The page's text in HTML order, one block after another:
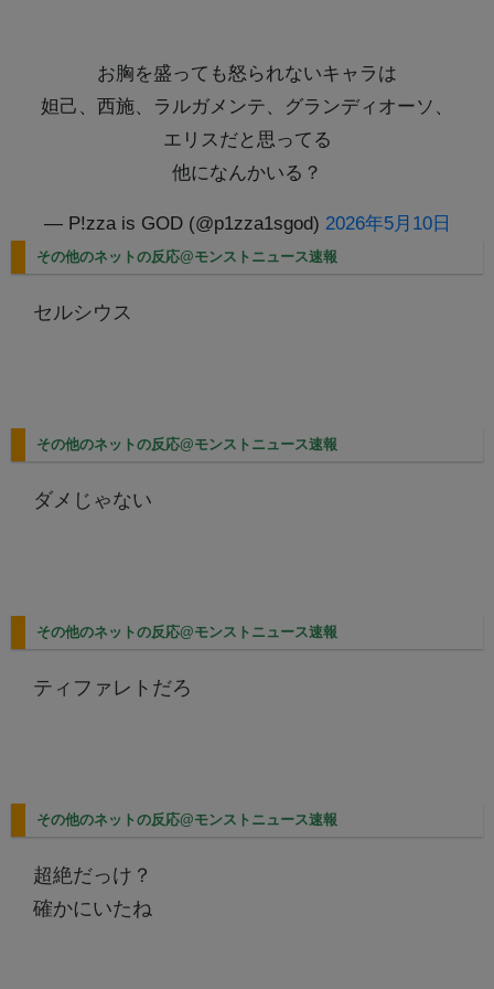
お胸を盛っても怒られないキャラは
妲己、西施、ラルガメンテ、グランディオーソ、
エリスだと思ってる
他になんかいる？
— P!zza is GOD (@p1zza1sgod) 2026年5月10日
その他のネットの反応@モンストニュース速報
セルシウス
その他のネットの反応@モンストニュース速報
ダメじゃない
その他のネットの反応@モンストニュース速報
ティファレトだろ
その他のネットの反応@モンストニュース速報
超絶だっけ？
確かにいたね